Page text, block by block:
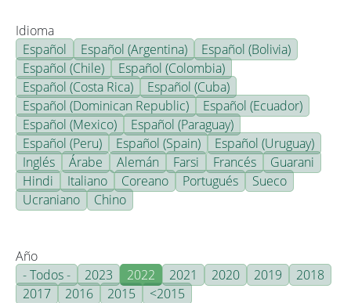
Idioma
Español
Español (Argentina)
Español (Bolivia)
Español (Chile)
Español (Colombia)
Español (Costa Rica)
Español (Cuba)
Español (Dominican Republic)
Español (Ecuador)
Español (Mexico)
Español (Paraguay)
Español (Peru)
Español (Spain)
Español (Uruguay)
Inglés
Árabe Alemán Farsi Francés
Guarani
Hindi
Italiano Coreano Portugués
Sueco
Ucraniano
Chino
Año
- Todos -
2023 2022 2021 2020 2019
2018
2017
2016 2015 <2015